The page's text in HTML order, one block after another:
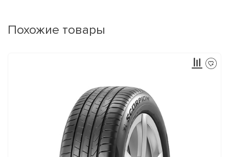
Похожие товары